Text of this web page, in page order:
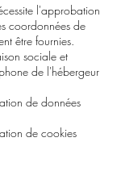
l'approbation
coordonnées de
être fournies.
sociale et
de l'hébergeur
de données
de cookies